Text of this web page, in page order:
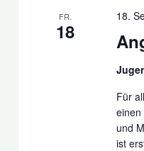
FR.
18
18.
Für
einen
und
ist